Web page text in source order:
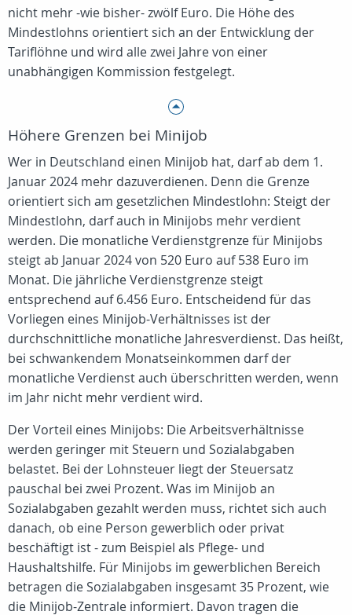
nicht mehr -wie bisher- zwölf Euro. Die Höhe des
Mindestlohns orientiert sich an der Entwicklung der
Tariflöhne und wird alle zwei Jahre von einer
unabhängigen Kommission festgelegt.
Höhere Grenzen bei Minijob
Wer in Deutschland einen Minijob hat, darf ab dem 1.
Januar 2024 mehr dazuverdienen. Denn die Grenze
orientiert sich am gesetzlichen Mindestlohn: Steigt der
Mindestlohn, darf auch in Minijobs mehr verdient
werden. Die monatliche Verdienstgrenze für Minijobs
steigt ab Januar 2024 von 520 Euro auf 538 Euro im
Monat. Die jährliche Verdienstgrenze steigt
entsprechend auf 6.456 Euro. Entscheidend für das
Vorliegen eines Minijob-Verhältnisses ist der
durchschnittliche monatliche Jahresverdienst. Das heißt,
bei schwankendem Monatseinkommen darf der
monatliche Verdienst auch überschritten werden, wenn
im Jahr nicht mehr verdient wird.
Der Vorteil eines Minijobs: Die Arbeitsverhältnisse
werden geringer mit Steuern und Sozialabgaben
belastet. Bei der Lohnsteuer liegt der Steuersatz
pauschal bei zwei Prozent. Was im Minijob an
Sozialabgaben gezahlt werden muss, richtet sich auch
danach, ob eine Person gewerblich oder privat
beschäftigt ist - zum Beispiel als Pflege- und
Haushaltshilfe. Für Minijobs im gewerblichen Bereich
betragen die Sozialabgaben insgesamt 35 Prozent, wie
die Minijob-Zentrale informiert. Davon tragen die